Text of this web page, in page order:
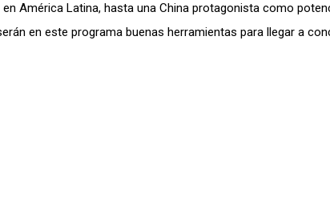
América Latina, hasta una China protagonista como
en este programa buenas herramientas para llegar a